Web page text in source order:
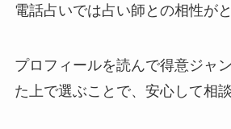
電話占いでは占い師との相性がと
プロフィールを読んで得意ジャ
た上で選ぶことで、安心して相談